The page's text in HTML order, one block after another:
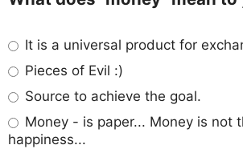
It is a universal product for
Pieces of Evil :)
Source to achieve the goal.
Money - is paper... Money is not
happiness...